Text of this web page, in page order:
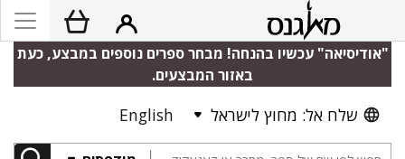
"אודיסיאה" עכשיו בהנחה! מבחר ספרים נוספים במבצע, כעת
באזור המבצעים.
שלח אל: מחוץ לישראל English